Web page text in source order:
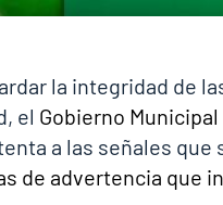
la integridad de
el Gobierno
a las señales que
de advertencia que